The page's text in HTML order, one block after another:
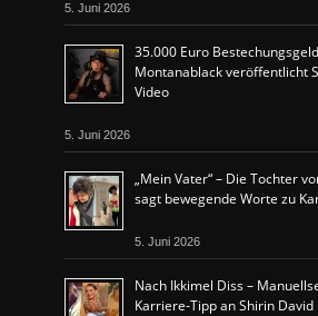
5. Juni 2026
35.000 Euro
Montanablack veröffentlicht
Video
5. Juni 2026
„Mein Vater“ – Die Tochter
sagt bewegende Worte zu
5. Juni 2026
Nach Ikkimel Diss –
Karriere-Tipp an Shirin David